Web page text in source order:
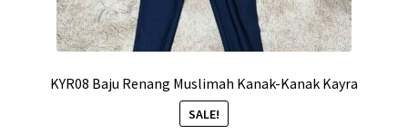
KYR08 Baju Renang Muslimah Kanak-Kanak Kayra
SALE!